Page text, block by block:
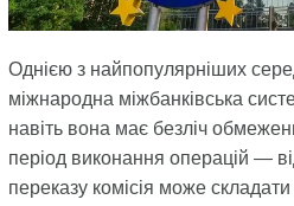
Однією з найпопулярніших
міжнародна міжбанківська
навіть вона має безліч
період виконання операцій —
переказу комісія може складати